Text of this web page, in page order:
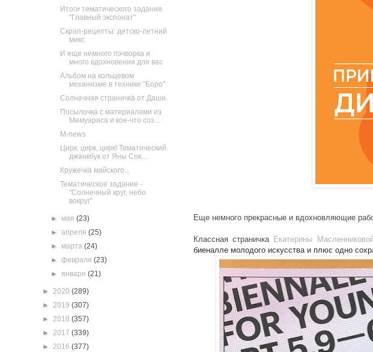
Еще немного прекрасные и вдохновляющие
Классная страничка Екатерины
биеналле молодого искусства и плюс одно
Итоги тематического задания
"Главный экспонат"
Скрап-рецепты: детско-летний
микс
И еще немного пэчворка и
много вдохновения для вас
Альбом на кольцевом
механизме в технике "Боро"
Солнечная страничка от Даши.
Посылочка с материалами из
Мемуариса и кое-что соз...
M-news
Цирк, цирк, цирк! Тематический
джанкбук от Яны Сок...
Кружечка майского...
Тематическое задание -
"Солнечный круг, небо
вокруг"
► мая(23)
►апреля(25)
► марта(24)
►февраля(23)
►января(21)
► 2020 (289)
► 2019 (307)
► 2018 (357)
► 2017 (339)
► 2016 (377)